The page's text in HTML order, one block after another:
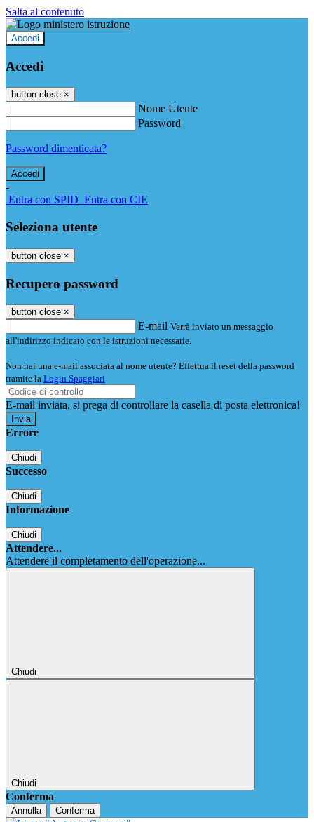
Salta al contenuto
Accedi
Accedi
button close ×
Nome Utente
Password
Password dimenticata?
-
Entra con SPID Entra con CIE
Seleziona utente
button close ×
Recupero password
button close ×
E-mail Verrà inviato un messaggio
all'indirizzo indicato con le istruzioni necessarie.
Non hai una e-mail associata al nome utente? Effettua il reset della password
tramite la Login Spaggiari
E-mail inviata, si prega di controllare la casella di posta elettronica!
Errore
Chiudi
Successo
Chiudi
Informazione
Chiudi
Attendere...
Attendere il completamento dell'operazione...
Chiudi
Chiudi
Conferma
Annulla Conferma